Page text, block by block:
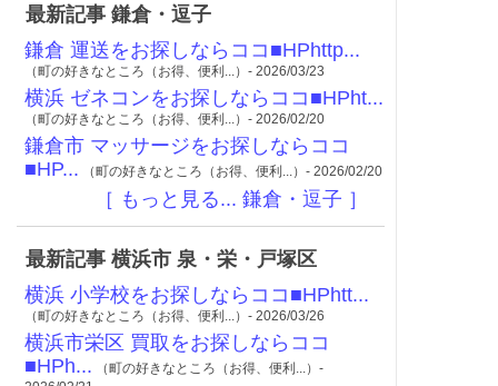
最新記事 鎌倉・逗子
鎌倉 運送をお探しならココ■HPhttp...
（町の好きなところ（お得、便利...）- 2026/03/23
横浜 ゼネコンをお探しならココ■HPht...
（町の好きなところ（お得、便利...）- 2026/02/20
鎌倉市 マッサージをお探しならココ
■HP... （町の好きなところ（お得、便利...）- 2026/02/20
［ もっと見る... 鎌倉・逗子 ］
最新記事 横浜市 泉・栄・戸塚区
横浜 小学校をお探しならココ■HPhtt...
（町の好きなところ（お得、便利...）- 2026/03/26
横浜市栄区 買取をお探しならココ
■HPh... （町の好きなところ（お得、便利...）-